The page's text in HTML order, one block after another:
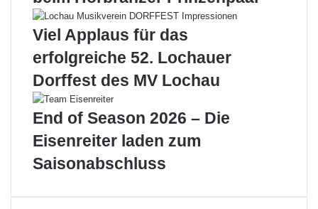
t
e
n
d
r
L
o
c
h
a
r
o
c
a
e
S
Viel Applaus für das
erfolgreiche 52. Lochauer
Dorffest des MV Lochau
End of Season 2026 – Die
Eisenreiter laden zum
Saisonabschluss